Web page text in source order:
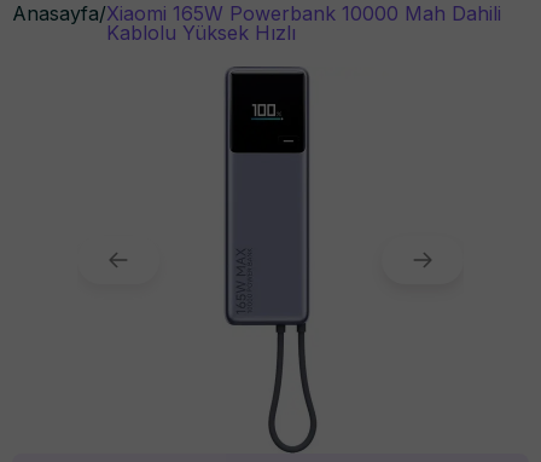
Anasayfa/Xiaomi 165W Powerbank 10000 Mah Dahili
Kablolu Yüksek Hızlı